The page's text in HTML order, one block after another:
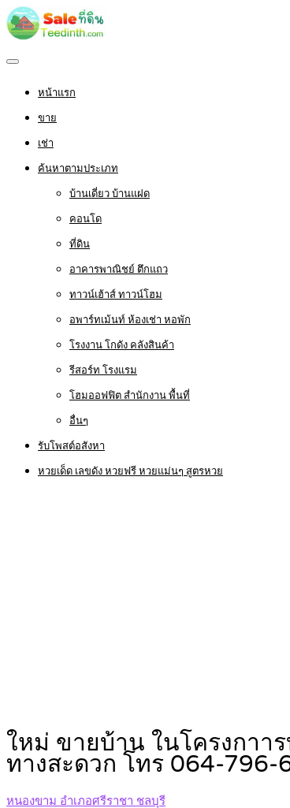
หน้าแรก
ขาย
เช่า
ค้นหาตามประเภท
บ้านเดี่ยว บ้านแฝด
คอนโด
ที่ดิน
อาคารพาณิชย์ ตึกแถว
ทาวน์เฮ้าส์ ทาวน์โฮม
อพาร์ทเม้นท์ ห้องเช่า หอพัก
โรงงาน โกดัง คลังสินค้า
รีสอร์ท โรงแรม
โฮมออฟฟิต สำนักงาน พื้นที่
อื่นๆ
รับโพสต์อสังหา
หวยเด็ด เลขดัง หวยฟรี หวยแม่นๆ สูตรหวย
ใหม่ ขายบ้าน ในโครงกาา
ทางสะดวก โทร 064-796-
หนองขาม อำเภอศรีราชา ชลบุรี